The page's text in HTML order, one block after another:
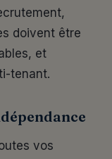
doivent être
et
tenant.
vos